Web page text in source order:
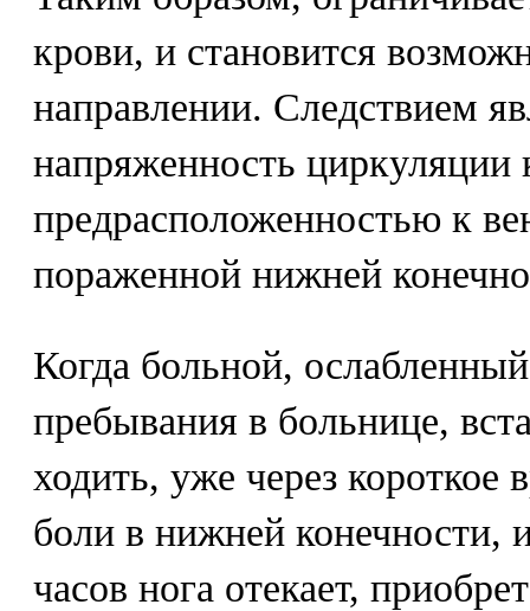
крови, и становится
направлении. Следствием
напряженность циркуляции
предрасположенностью к
пораженной нижней
Когда больной,
пребывания в больнице,
ходить, уже через короткое
боли в нижней конечности,
часов нога отекает,